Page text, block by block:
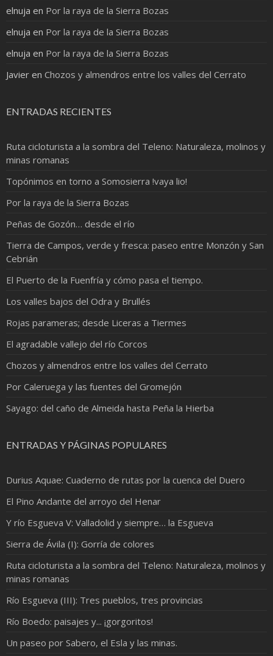
elnuja en Por la raya de la Sierra Bozas
elnuja en Por la raya de la Sierra Bozas
elnuja en Por la raya de la Sierra Bozas
Javier en Chozos y almendros entre los valles del Cerrato
ENTRADAS RECIENTES
Ruta cicloturista a la sombra del Teleno: Naturaleza, molinos y
minas romanas
Topónimos en torno a Somosierra !vaya lio!
Por la raya de la Sierra Bozas
Peñas de Gozón… desde el río
Tierra de Campos, verde y fresca: paseo entre Monzón y San
Cebrián
El Puerto de la Fuenfría y cómo pasa el tiempo.
Los valles bajos del Odra y Brullés
Rojas parameras; desde Liceras a Tiermes
El agradable vallejo del río Corcos
Chozos y almendros entre los valles del Cerrato
Por Caleruega y las fuentes del Gromejón
Sayago: del caño de Almeida hasta Peña la Hierba
ENTRADAS Y PÁGINAS POPULARES
Durius Aquae: Cuaderno de rutas por la cuenca del Duero
El Pino Andante del arroyo del Henar
Y río Esgueva V: Valladolid y siempre… la Esgueva
Sierra de Ávila (I): Gorría de colores
Ruta cicloturista a la sombra del Teleno: Naturaleza, molinos y
minas romanas
Río Esgueva (III): Tres pueblos, tres provincias
Río Boedo: paisajes y... ¡gorgoritos!
Un paseo por Sabero, el Esla y las minas.